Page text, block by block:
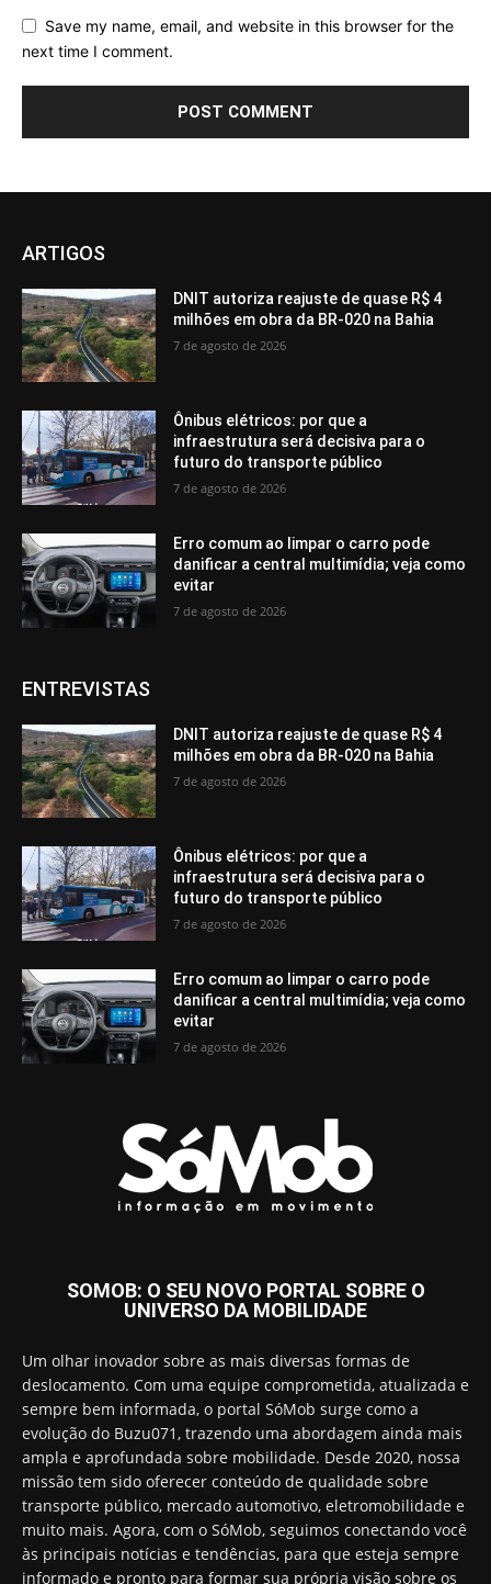
Save my name, email, and website in this browser for the
next time I comment.
ARTIGOS
DNIT autoriza reajuste de quase R$ 4
milhões em obra da BR-020 na Bahia
7 de agosto de 2026
Ônibus elétricos: por que a
infraestrutura será decisiva para o
futuro do transporte público
7 de agosto de 2026
Erro comum ao limpar o carro pode
danificar a central multimídia; veja como
evitar
7 de agosto de 2026
ENTREVISTAS
DNIT autoriza reajuste de quase R$ 4
milhões em obra da BR-020 na Bahia
7 de agosto de 2026
Ônibus elétricos: por que a
infraestrutura será decisiva para o
futuro do transporte público
7 de agosto de 2026
Erro comum ao limpar o carro pode
danificar a central multimídia; veja como
evitar
7 de agosto de 2026
SOMOB: O SEU NOVO PORTAL SOBRE O
UNIVERSO DA MOBILIDADE
Um olhar inovador sobre as mais diversas formas de
deslocamento. Com uma equipe comprometida, atualizada e
sempre bem informada, o portal SóMob surge como a
evolução do Buzu071, trazendo uma abordagem ainda mais
ampla e aprofundada sobre mobilidade. Desde 2020, nossa
missão tem sido oferecer conteúdo de qualidade sobre
transporte público, mercado automotivo, eletromobilidade e
muito mais. Agora, com o SóMob, seguimos conectando você
às principais notícias e tendências, para que esteja sempre
informado e pronto para formar sua própria visão sobre os